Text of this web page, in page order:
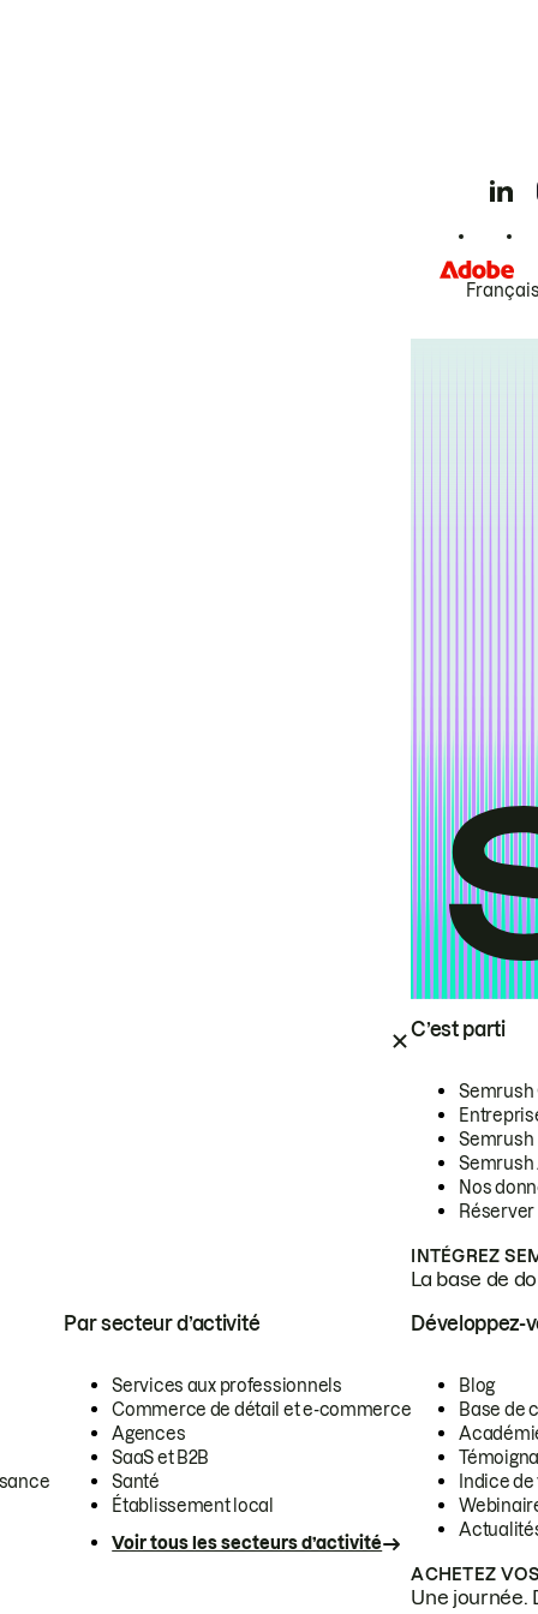
C’est parti
Semrush
Semrush
Semrush
Nos
INTÉGREZ
La base de
Par secteur d’activité
Services aux professionnels
Commerce de détail et e-commerce
Agences
SaaS et B2B
Santé
Établissement local
Voir tous les secteurs d’activité
Développez-
Blog
Base de
Indice
ACHETEZ
Une journée.